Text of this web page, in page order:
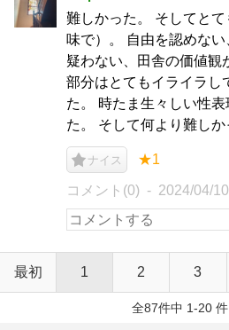
難しかった。 そしてと
味で）。 自由を認めな
疑わない、田舎の価値観
部分はとてもイライラし
た。 時たま生々しい性
た。 そして何より難しか
ナイス ★1
コメント(0) 2024/04/10
最初 1 2 3
全87件中 1-20